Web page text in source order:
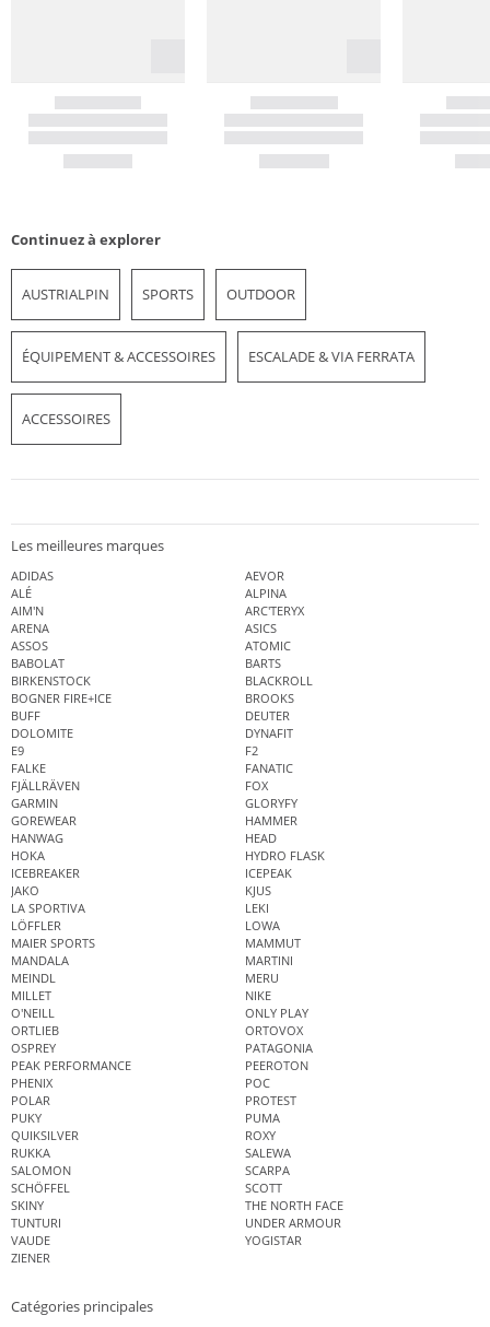
Continuez à explorer
AUSTRIALPIN SPORTS OUTDOOR
ÉQUIPEMENT & ACCESSOIRES ESCALADE & VIA FERRATA
ACCESSOIRES
Les meilleures marques
ADIDAS
AEVOR
ALÉ
ALPINA
AIM'N
ARC'TERYX
ARENA
ASICS
ASSOS
ATOMIC
BABOLAT
BARTS
BIRKENSTOCK
BLACKROLL
BOGNER FIRE+ICE
BROOKS
BUFF
DEUTER
DOLOMITE
DYNAFIT
E9
F2
FALKE
FANATIC
FJÄLLRÄVEN
FOX
GARMIN
GLORYFY
GOREWEAR
HAMMER
HANWAG
HEAD
HOKA
HYDRO FLASK
ICEBREAKER
ICEPEAK
JAKO
KJUS
LA SPORTIVA
LEKI
LÖFFLER
LOWA
MAIER SPORTS
MAMMUT
MANDALA
MARTINI
MEINDL
MERU
MILLET
NIKE
O'NEILL
ONLY PLAY
ORTLIEB
ORTOVOX
OSPREY
PATAGONIA
PEAK PERFORMANCE
PEEROTON
PHENIX
POC
POLAR
PROTEST
PUKY
PUMA
QUIKSILVER
ROXY
RUKKA
SALEWA
SALOMON
SCARPA
SCHÖFFEL
SCOTT
SKINY
THE NORTH FACE
TUNTURI
UNDER ARMOUR
VAUDE
YOGISTAR
ZIENER
Catégories principales